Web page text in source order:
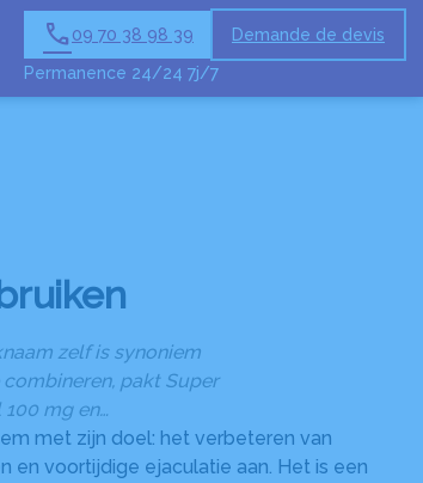
Permanence 24/24 7j/7
09 70 38 98 39
Demande de devis
BOUTIQUE EN LIGNE
zelf is synoniem
pakt Super
mg en…
met zijn doel: het verbeteren van
en voortijdige ejaculatie aan. Het is een